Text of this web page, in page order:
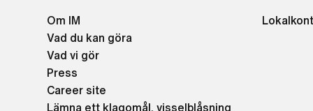
Om IM
Vad du kan göra
Vad vi gör
Press
Career site
Lämna ett klagomål, visselblåsning